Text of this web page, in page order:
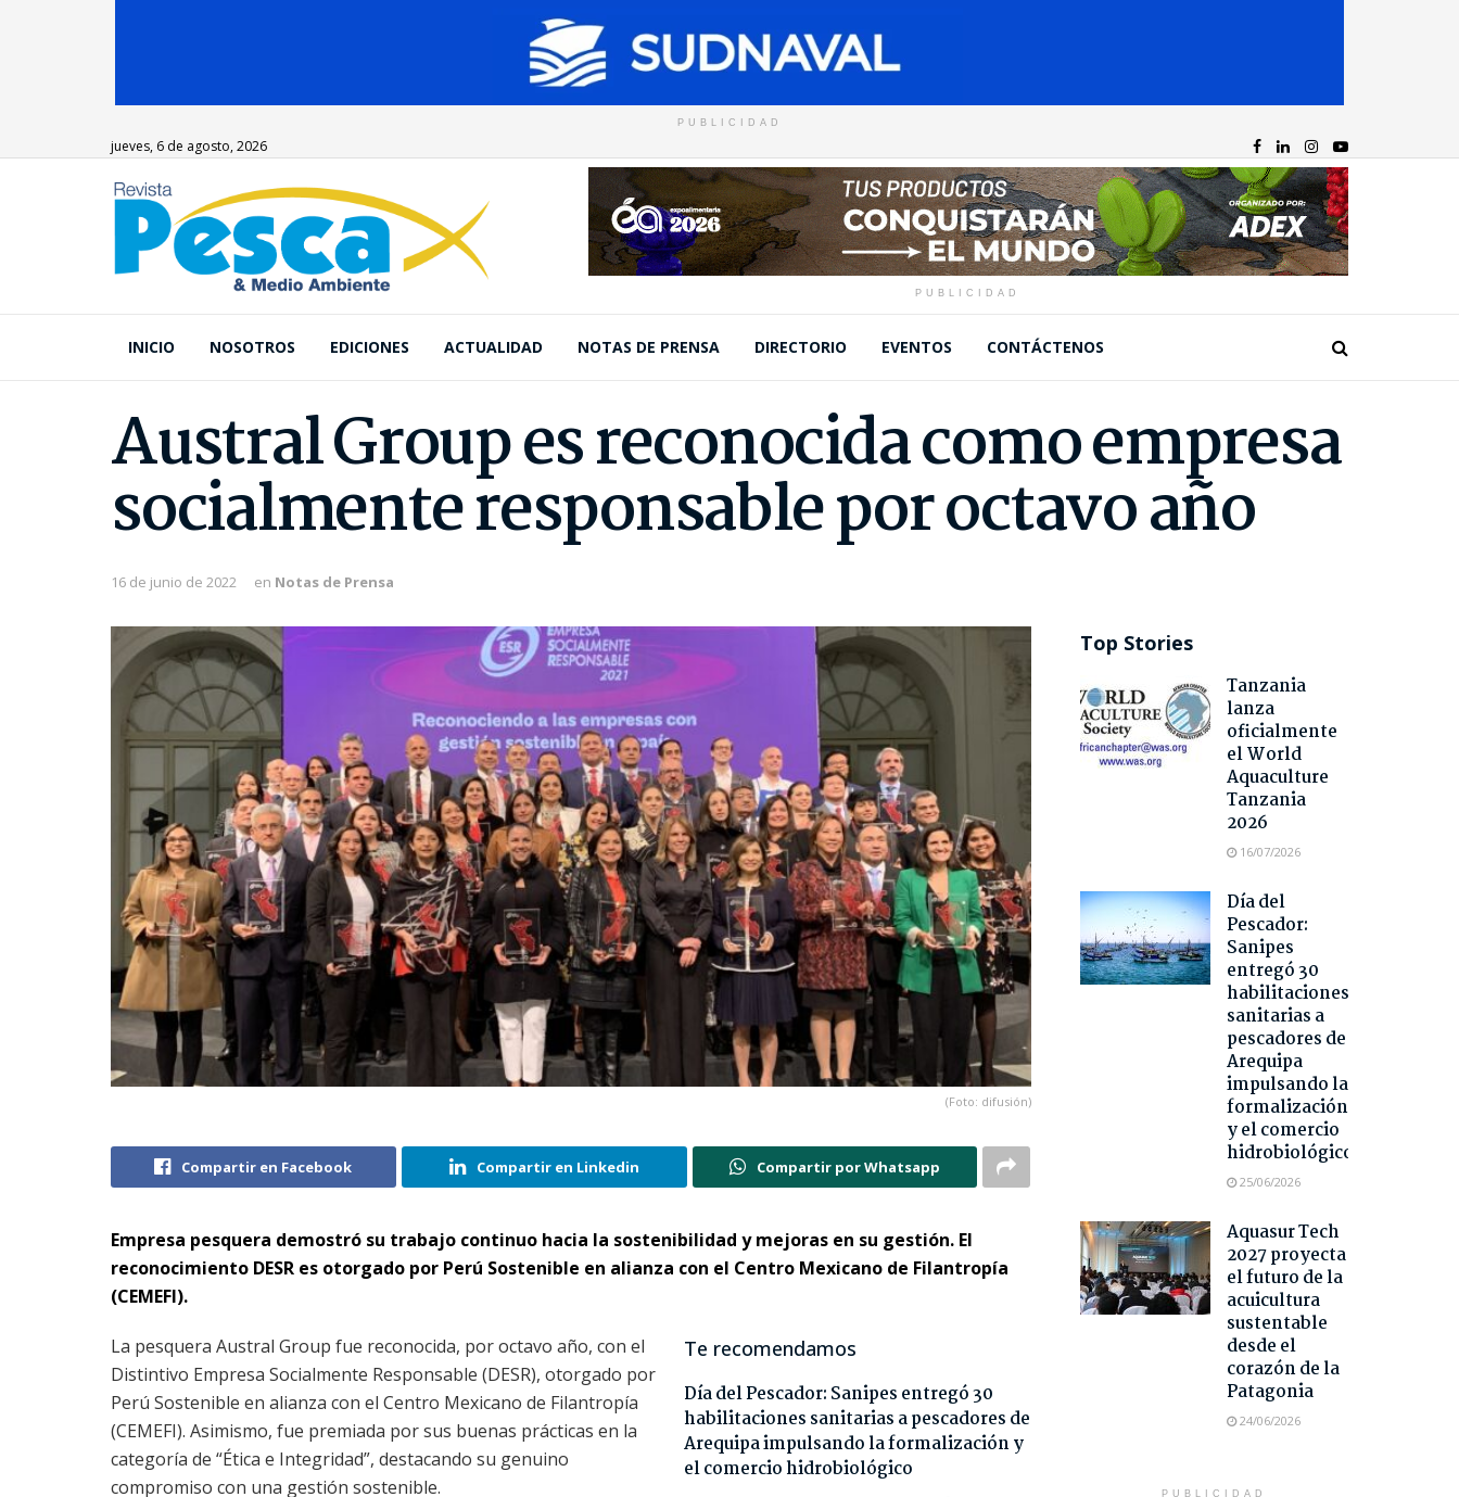
PUBLICIDAD
jueves, 6 de agosto, 2026
PUBLICIDAD
INICIO NOSOTROS EDICIONES ACTUALIDAD NOTAS DE PRENSA DIRECTORIO EVENTOS CONTÁCTENOS
Austral Group es reconocida como empresa
socialmente responsable por octavo año
16 de junio de 2022 en Notas de Prensa
(Foto: difusión)
Compartir en Facebook Compartir en Linkedin Compartir por Whatsapp
Empresa pesquera demostró su trabajo continuo hacia la sostenibilidad y mejoras en su gestión. El
reconocimiento DESR es otorgado por Perú Sostenible en alianza con el Centro Mexicano de Filantropía
(CEMEFI).
Te recomendamos
Día del Pescador: Sanipes entregó 30
habilitaciones sanitarias a pescadores de
Arequipa impulsando la formalización y
el comercio hidrobiológico
La pesquera Austral Group fue reconocida, por octavo año, con el
Distintivo Empresa Socialmente Responsable (DESR), otorgado por
Perú Sostenible en alianza con el Centro Mexicano de Filantropía
(CEMEFI). Asimismo, fue premiada por sus buenas prácticas en la
categoría de “Ética e Integridad”, destacando su genuino
compromiso con una gestión sostenible.
Top Stories
Tanzania
lanza
oficialmente
el World
Aquaculture
Tanzania
2026
16/07/2026
Día del
Pescador:
Sanipes
entregó 30
habilitaciones
sanitarias a
pescadores de
Arequipa
impulsando la
formalización
y el comercio
hidrobiológico
25/06/2026
Aquasur Tech
2027 proyecta
el futuro de la
acuicultura
sustentable
desde el
corazón de la
Patagonia
24/06/2026
PUBLICIDAD